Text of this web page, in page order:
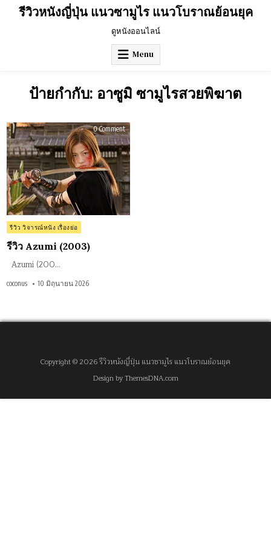
รีวิวหนังญี่ปุ่น แนวซามูไร แนวโบราณย้อนยุค
ดูหนังออนไลน์
Menu
ป้ายกำกับ: อาซูมิ ซามูไรสวยพิฆาต
0 Commenton
รีวิว
Azumi
(2003)
Posted
in
รีวิว วิจารณ์หนัง เรื่องย่อ
รีวิว Azumi (2003)
Azumi (200…
coconus 10 มิถุนายน 2026
Copyright © 2026 รีวิวหนังญี่ปุ่น แนวซามูไร แนวโบราณย้อนยุค
Design by ThemesDNA.com